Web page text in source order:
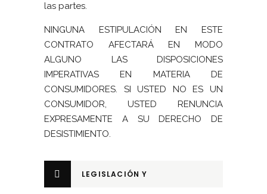
las partes.
NINGUNA ESTIPULACIÓN EN ESTE
CONTRATO AFECTARÁ EN MODO
ALGUNO LAS DISPOSICIONES
IMPERATIVAS EN MATERIA DE
CONSUMIDORES. SI USTED NO ES UN
CONSUMIDOR, USTED RENUNCIA
EXPRESAMENTE A SU DERECHO DE
DESISTIMIENTO.
LEGISLACIÓN Y